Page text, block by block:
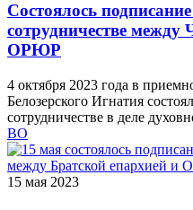
Состоялось
сотрудничестве между
ОРЮР
4 октября 2023 года в
Белозерского Игнатия
сотрудничестве в деле
ВО
15 мая 2023